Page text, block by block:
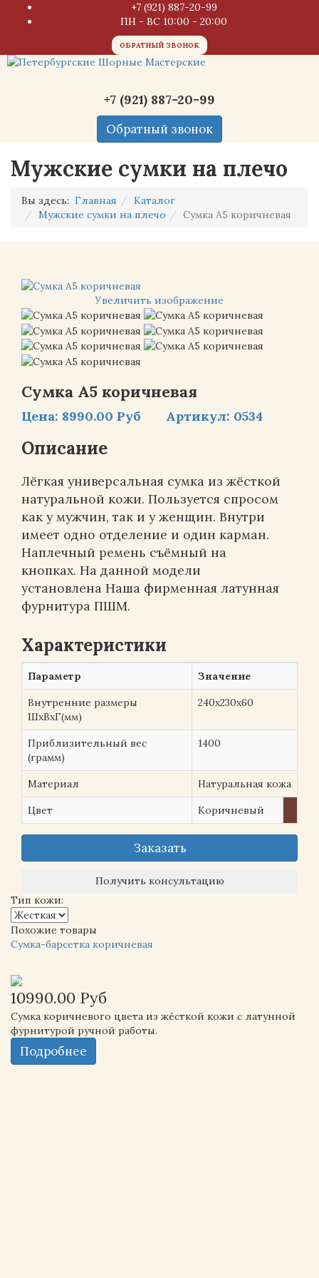
+7 (921) 887-20-99
ПН - ВС 10:00 - 20:00
ОБРАТНЫЙ ЗВОНОК
+7 (921) 887-20-99
Обратный звонок
Мужские сумки на плечо
Вы здесь: Главная
Каталог
Мужские сумки на плечо
Сумка А5 коричневая
Увеличить изображение
Сумка А5 коричневая
Цена: 8990.00 Руб Артикул: 0534
Описание
Лёгкая универсальная сумка из жёсткой
натуральной кожи. Пользуется спросом
как у мужчин, так и у женщин. Внутри
имеет одно отделение и один карман.
Наплечный ремень съёмный на
кнопках. На данной модели
установлена Наша фирменная латунная
фурнитура ПШМ.
Характеристики
Параметр Значение
Внутренние размеры
ШхВхГ(мм)
240х230х60
Приблизительный вес
(грамм)
1400
Материал Натуральная кожа
Цвет Коричневый
Заказать
Получить консультацию
Тип кожи:
Похожие товары
Сумка-барсетка коричневая
10990.00 Руб
Сумка коричневого цвета из жёсткой кожи с латунной
фурнитурой ручной работы.
Подробнее